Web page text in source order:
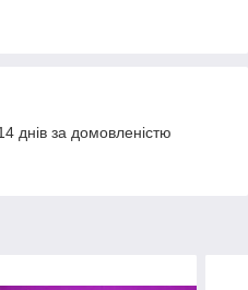
днів за домовленістю